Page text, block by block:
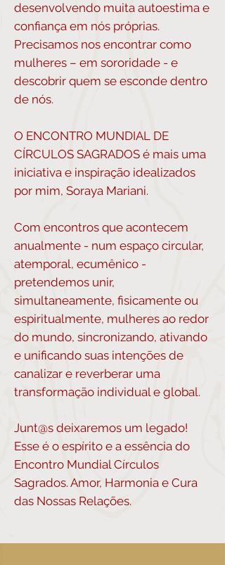
desenvolvendo muita autoestima e
confiança em nós próprias.
Precisamos nos encontrar como
mulheres – em sororidade - e
descobrir quem se esconde dentro
de nós.
O ENCONTRO MUNDIAL DE
CÍRCULOS SAGRADOS é mais uma
iniciativa e inspiração idealizados
por mim, Soraya Mariani.
Com encontros que acontecem
anualmente - num espaço circular,
atemporal, ecumênico -
pretendemos unir,
simultaneamente, fisicamente ou
espiritualmente, mulheres ao redor
do mundo, sincronizando, ativando
e unificando suas intenções de
canalizar e reverberar uma
transformação individual e global.
Junt@s deixaremos um legado!
Esse é o espírito e a essência do
Encontro Mundial Círculos
Sagrados. Amor, Harmonia e Cura
das Nossas Relações.